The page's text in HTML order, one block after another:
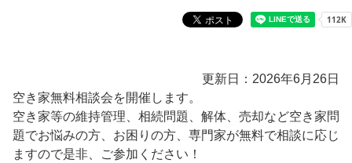
更新日：2026年6月26日
空き家無料相談会を開催します。
空き家等の維持管理、相続問題、解体、売却など空き家問
題でお悩みの方、お困りの方、専門家が無料で相談に応じ
ますので是非、ご参加ください！